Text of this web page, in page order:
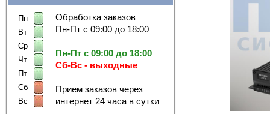
Пн
Вт
Ср
Чт
Пт
Сб
Вс
Обработка заказов
Пн-Пт с 09:00 до 18:00
Пн-Пт с 09:00 до 18:00
Сб-Вс - выходные
Прием заказов через
интернет 24 часа в сутки